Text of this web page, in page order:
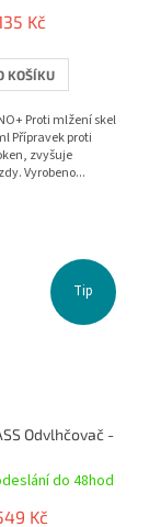
Kč
KOŠÍKU
Proti mlžení skel
Přípravek proti
zvyšuje
Vyrobeno...
Tip
Odvlhčovač -
do 48hod
Kč